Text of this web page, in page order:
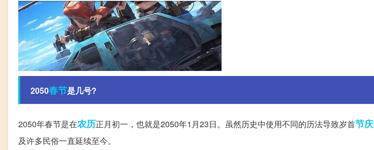
2050春节是几号?
2050年春节是在农历正月初一，也就是2050年1月23日。虽然历史中使用不同的历法导致岁首节庆
及许多民俗一直延续至今。